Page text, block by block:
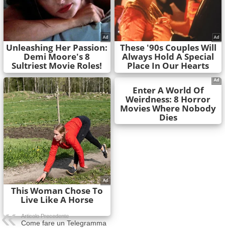
Articolo Precedente
Come fare un Telegramma